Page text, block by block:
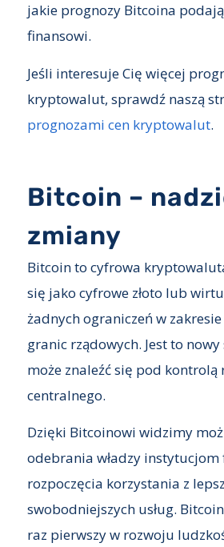
jakie prognozy Bitcoina
finansowi.
Jeśli interesuje Cię więcej
kryptowalut, sprawdź naszą
prognozami cen kryptowalut.
Bitcoin –
zmiany
Bitcoin to cyfrowa
się jako cyfrowe złoto lub
żadnych ograniczeń w
granic rządowych. Jest to
może znaleźć się pod
centralnego.
Dzięki Bitcoinowi widzimy
odebrania władzy instytucjom
rozpoczęcia korzystania z
swobodniejszych usług.
raz pierwszy w rozwoju